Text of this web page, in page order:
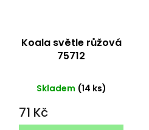
Koala světle růžová
75712
Skladem (14 ks)
71 Kč